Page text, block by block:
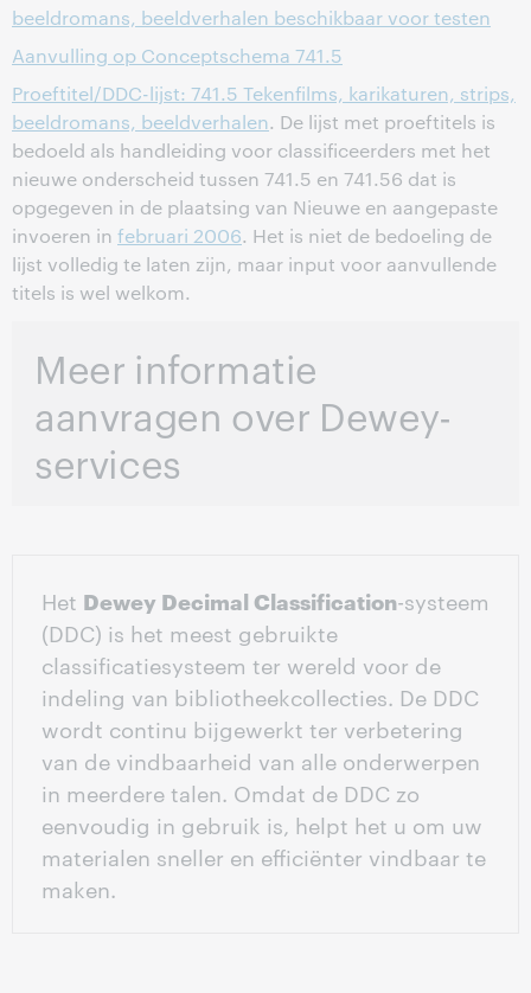
beeldromans, beeldverhalen beschikbaar voor testen
Aanvulling op Conceptschema 741.5
Proeftitel/DDC-lijst: 741.5 Tekenfilms, karikaturen, strips,
beeldromans, beeldverhalen. De lijst met proeftitels is
bedoeld als handleiding voor classificeerders met het
nieuwe onderscheid tussen 741.5 en 741.56 dat is
opgegeven in de plaatsing van Nieuwe en aangepaste
invoeren in februari 2006. Het is niet de bedoeling de
lijst volledig te laten zijn, maar input voor aanvullende
titels is wel welkom.
Meer informatie
aanvragen over Dewey-
services
Het Dewey Decimal Classification-systeem
(DDC) is het meest gebruikte
classificatiesysteem ter wereld voor de
indeling van bibliotheekcollecties. De DDC
wordt continu bijgewerkt ter verbetering
van de vindbaarheid van alle onderwerpen
in meerdere talen. Omdat de DDC zo
eenvoudig in gebruik is, helpt het u om uw
materialen sneller en efficiënter vindbaar te
maken.